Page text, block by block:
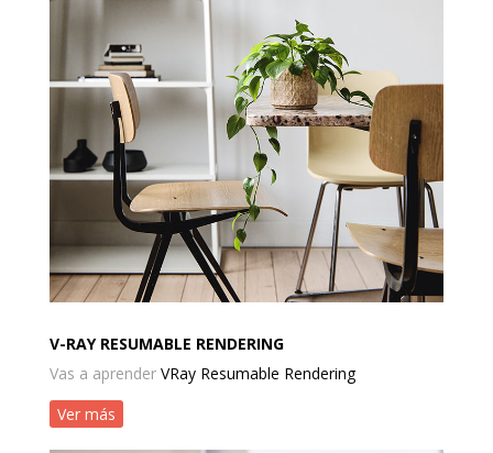
V-RAY RESUMABLE RENDERING
Vas a aprender VRay Resumable Rendering
Ver más